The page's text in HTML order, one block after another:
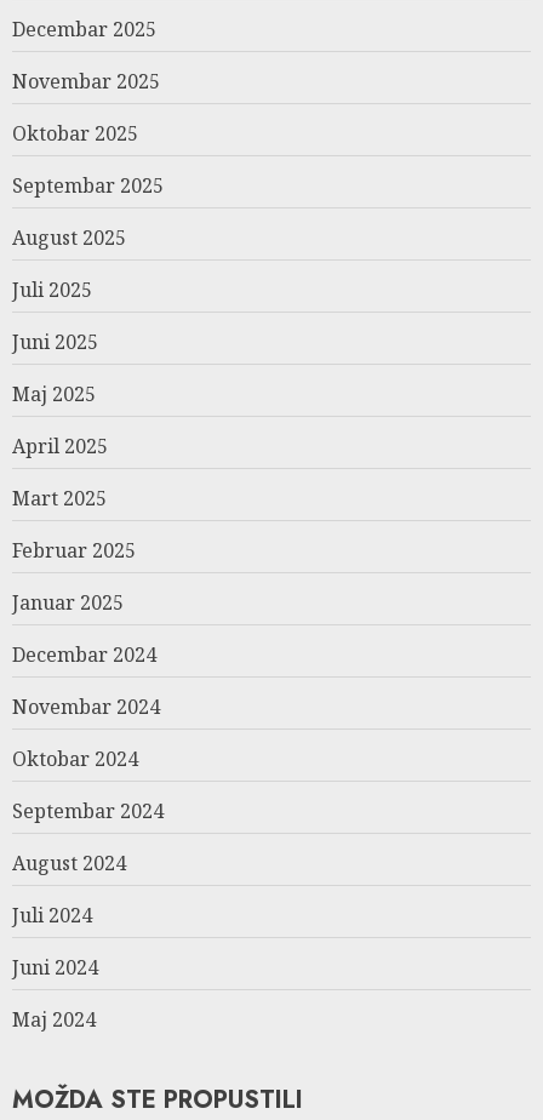
Decembar 2025
Novembar 2025
Oktobar 2025
Septembar 2025
August 2025
Juli 2025
Juni 2025
Maj 2025
April 2025
Mart 2025
Februar 2025
Januar 2025
Decembar 2024
Novembar 2024
Oktobar 2024
Septembar 2024
August 2024
Juli 2024
Juni 2024
Maj 2024
MOŽDA STE PROPUSTILI